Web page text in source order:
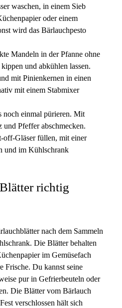
waschen, in einem Sieb
oder einem
wird das Bärlauchpesto
Mandeln in der Pfanne ohne
und abkühlen lassen.
mit Pinienkernen in einen
mit einem Stabmixer
noch einmal pürieren. Mit
und Pfeffer abschmecken.
off-Gläser füllen, mit einer
und im Kühlschrank
richtig
nach dem Sammeln
Die Blätter behalten
im Gemüsefach
Frische. Du kannst seine
pur in Gefrierbeuteln oder
Die Blätter vom Bärlauch
verschlossen hält sich